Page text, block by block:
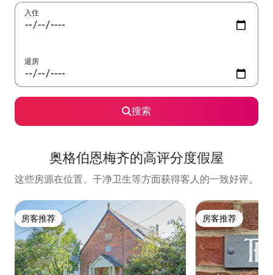
入住
退房
搜索
奥格伯恩梅齐的高评分度假屋
这些房源在位置、干净卫生等方面获得客人的一致好评。
房客推荐
房客推荐 房客推荐
房客推荐